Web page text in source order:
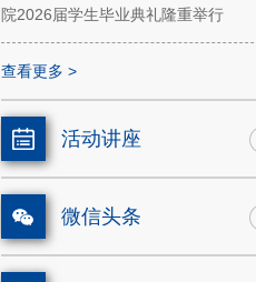
院2026届学生毕业典礼隆重举行
查看更多 >
活动讲座
微信头条